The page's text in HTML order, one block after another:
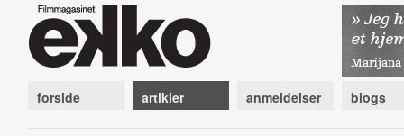
forside artikler anmeldelser blogs